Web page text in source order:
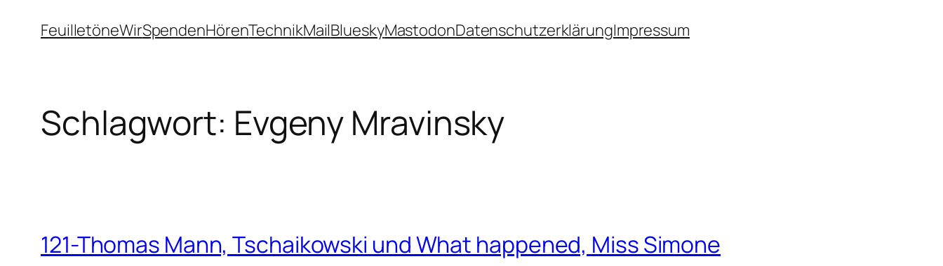
InhaltFeuilletöneWirSpendenHörenTechnikMailBlueskyMastodonDatenschutzerklärungImpressum
Schlagwort: Evgeny Mravinsky
121-Thomas Mann, Tschaikowski und What happened, Miss Simone